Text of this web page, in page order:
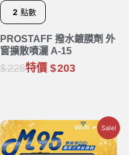
2 點數
PROSTAFF 撥水鍍膜劑 外
窗擴散噴灑 A-15
225特價 203
Sale!